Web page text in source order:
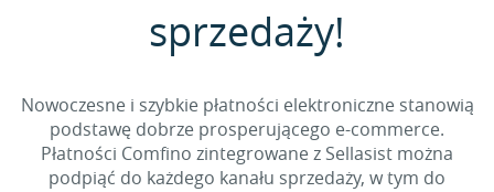
sprzedaży!
Nowoczesne i szybkie płatności elektroniczne stanowią
podstawę dobrze prosperującego e-commerce.
Płatności Comfino zintegrowane z Sellasist można
podpiąć do każdego kanału sprzedaży, w tym do